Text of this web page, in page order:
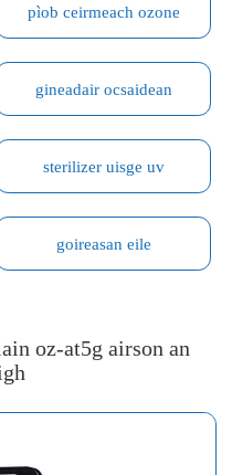
pìob ceirmeach ozone
gineadair ocsaidean
sterilizer uisge uv
goireasan eile
oz-at5g airson an